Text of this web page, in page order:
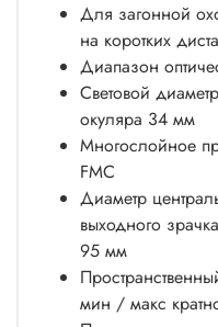
Для загонной
на коротких
Диапазон
Световой
окуляра 34 мм
Многослойное
FMC
Диаметр
выходного
95 мм
мин / макс